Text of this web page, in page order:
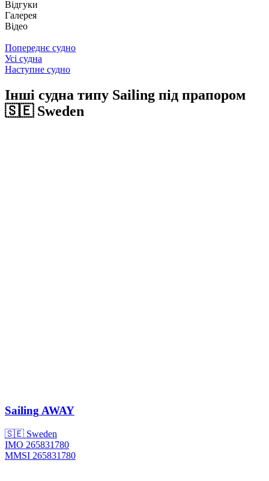
Відгуки
Галерея
Відео
Попереднє судно
Усі судна
Наступне судно
Інші судна типу Sailing під прапором
🇸🇪 Sweden
SailingAWAY
🇸🇪 Sweden
IMO 265831780
MMSI 265831780